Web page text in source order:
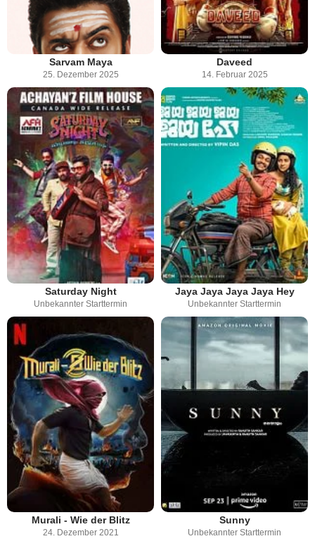
Sarvam Maya
25. Dezember 2025
Daveed
14. Februar 2025
Saturday Night
Unbekannter Starttermin
Jaya Jaya Jaya Jaya Hey
Unbekannter Starttermin
Murali - Wie der Blitz
24. Dezember 2021
Sunny
Unbekannter Starttermin